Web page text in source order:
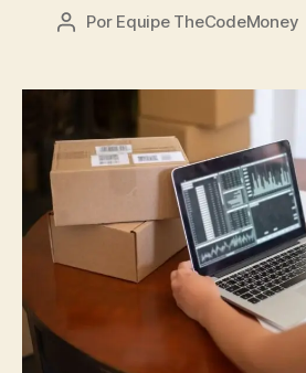
Autor
Por Equipe TheCodeMoney